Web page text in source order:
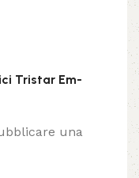
Tristar Em-
una